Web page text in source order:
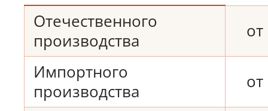
Отечественного
производства
Импортного
производства